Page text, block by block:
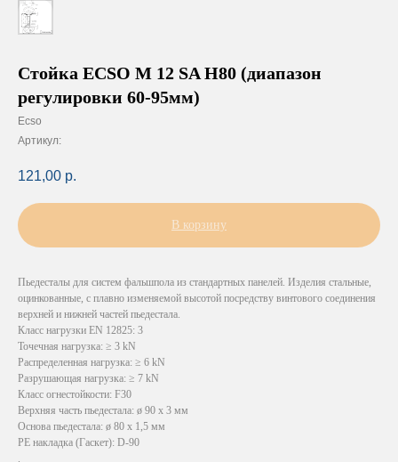
Стойка ECSO M 12 SA H80 (диапазон
регулировки 60-95мм)
Ecso
Артикул:
121,00 р.
В корзину
Пьедесталы для систем фальшпола из стандартных панелей. Изделия стальные,
оцинкованные, с плавно изменяемой высотой посредству винтового соединения
верхней и нижней частей пьедестала.
Класс нагрузки EN 12825: 3
Точечная нагрузка: ≥ 3 kN
Распределенная нагрузка: ≥ 6 kN
Разрушающая нагрузка: ≥ 7 kN
Класс огнестойкости: F30
Верхняя часть пьедестала: ø 90 х 3 мм
Основа пьедестала: ø 80 х 1,5 мм
PE накладка (Гаскет): D-90